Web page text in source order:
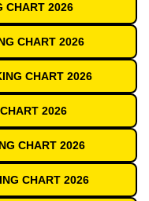
CHART 2026
CHART 2026
CHART 2026
2026
CHART 2026
CHART 2026